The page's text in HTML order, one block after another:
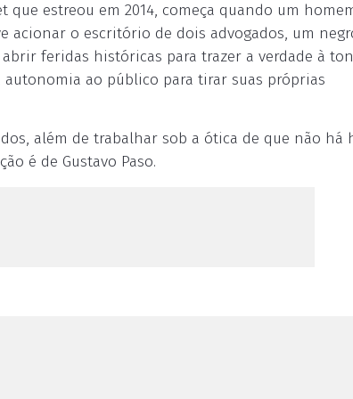
que estreou em 2014, começa quando um
acionar o escritório de dois advogados, um
feridas históricas para trazer a verdade à
ao público para tirar suas próprias
além de trabalhar sob a ótica de que não há
é de Gustavo Paso.